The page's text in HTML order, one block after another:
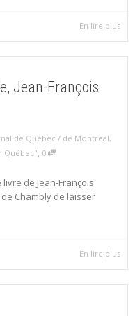
En lire plus
Jean-François
de Québec / de Montréal,
Québec", 0
de Jean-François
Chambly de laisser
En lire plus